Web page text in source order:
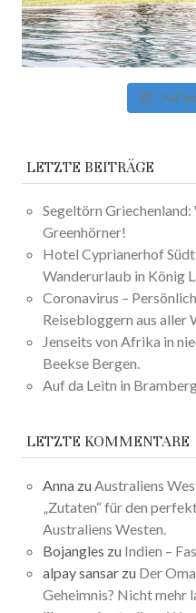
Auf
LETZTE BEITRÄGE
Segeltörn
Greenhörner!
Hotel Cyprianerhof
Wanderurlaub in König
Coronavirus –
Reisebloggern aus aller
Jenseits von Afrika in
Beekse Bergen.
Auf da Leitn in
LETZTE KOMMENTARE
Anna zu Australiens
„Zutaten“ für den
Australiens Westen.
Bojangles zu Indien –
alpay sansar zu Der
Geheimnis? Nicht mehr